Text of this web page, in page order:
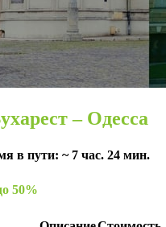
– Одесса
в пути: ~ 7 час. 24 мин.
50%